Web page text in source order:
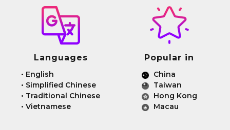
Languages
• English
• Simplified Chinese
• Traditional Chinese
•Vietnamese
Popular in
China
Taiwan
Hong Kong
Macau